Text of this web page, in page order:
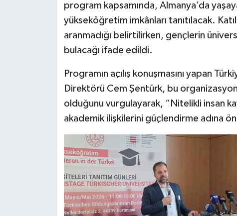
program kapsamında, Almanya’da
yükseköğretim imkânları tanıtılacak.
aranmadığı belirtilirken, gençlerin
bulacağı ifade edildi.
Programın açılış konuşmasını yapan
Direktörü Cem Şentürk, bu
olduğunu vurgulayarak, “Nitelikli insan
akademik ilişkilerini güçlendirme adına